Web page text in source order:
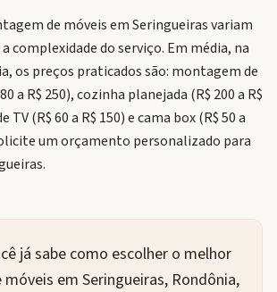
de móveis em Seringueiras variam
complexidade do serviço. Em média, na
os preços praticados são: montagem de
a R$ 250), cozinha planejada (R$ 200 a R$
TV (R$ 60 a R$ 150) e cama box (R$ 50 a
um orçamento personalizado para
já sabe como escolher o melhor
em Seringueiras, Rondônia,